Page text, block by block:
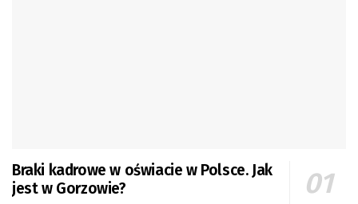
Braki kadrowe w oświacie w Polsce. Jak
jest w Gorzowie?